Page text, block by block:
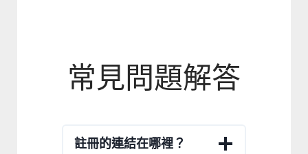
常見問題解答
註冊的連結在哪裡？